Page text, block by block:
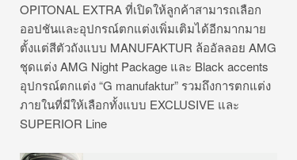
OPITONAL EXTRA ที่เปิดให้ลูกค้าสามารถเลือก
ออปชันและอุปกรณ์ตกแต่งเพิ่มเติมได้อีกมากมาย
ตั้งแต่สีตัวถังแบบ MANUFAKTUR ล้ออัลลอย AMG
ชุดแต่ง AMG Night Package และ Black accents
อุปกรณ์ตกแต่ง “G manufaktur” รวมถึงการตกแต่ง
ภายในที่มีให้เลือกทั้งแบบ EXCLUSIVE และ
SUPERIOR Line